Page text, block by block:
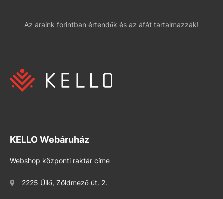
Az áraink forintban értendők és az áfát tartalmazzák!
KELLO Webáruház
Webshop központi raktár címe
2225 Üllő, Zöldmező út. 2.